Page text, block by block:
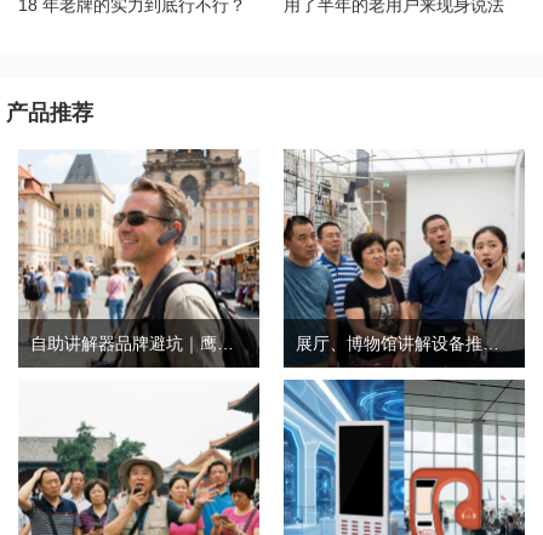
18 年老牌的实力到底行不行？
用了半年的老用户来现身说法
产品推荐
自助讲解器品牌避坑｜鹰米自助讲解器，实测好用不踩雷 展厅、博物馆讲解设备推荐｜分区讲解系统，解决多团队接待核心痛点